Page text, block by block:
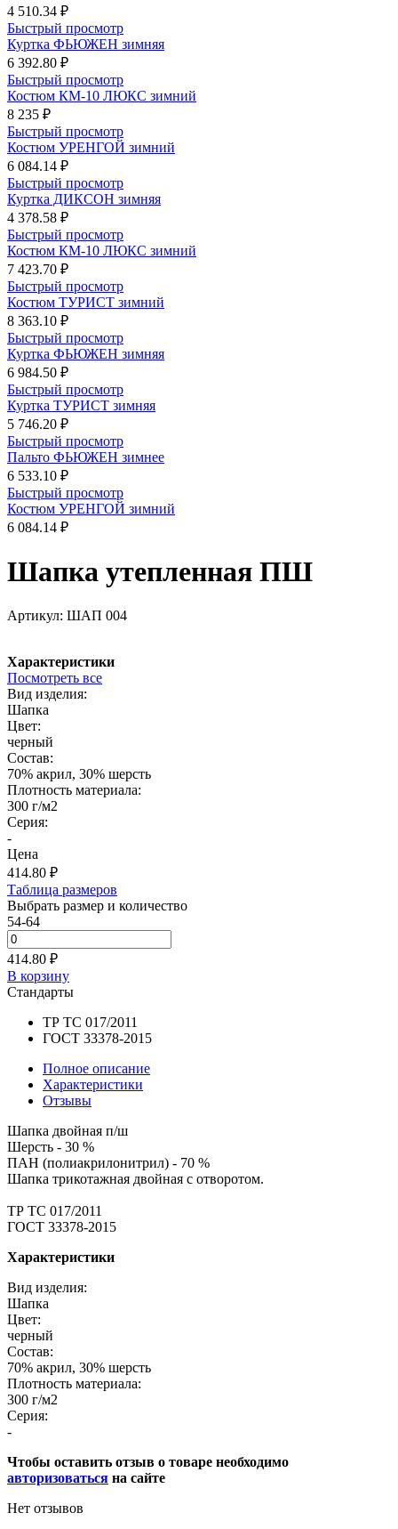
4 510.34 ₽
Быстрый просмотр
Куртка ФЬЮЖЕН зимняя
6 392.80 ₽
Быстрый просмотр
Костюм КМ-10 ЛЮКС зимний
8 235 ₽
Быстрый просмотр
Костюм УРЕНГОЙ зимний
6 084.14 ₽
Быстрый просмотр
Куртка ДИКСОН зимняя
4 378.58 ₽
Быстрый просмотр
Костюм КМ-10 ЛЮКС зимний
7 423.70 ₽
Быстрый просмотр
Костюм ТУРИСТ зимний
8 363.10 ₽
Быстрый просмотр
Куртка ФЬЮЖЕН зимняя
6 984.50 ₽
Быстрый просмотр
Куртка ТУРИСТ зимняя
5 746.20 ₽
Быстрый просмотр
Пальто ФЬЮЖЕН зимнее
6 533.10 ₽
Быстрый просмотр
Костюм УРЕНГОЙ зимний
6 084.14 ₽
Шапка утепленная ПШ
Артикул: ШАП 004
Характеристики
Посмотреть все
Вид изделия:
Шапка
Цвет:
черный
Состав:
70% акрил, 30% шерсть
Плотность материала:
300 г/м2
Серия:
-
Цена
414.80 ₽
Таблица размеров
Выбрать размер и количество
54-64
414.80 ₽
В корзину
Стандарты
ТР ТС 017/2011
ГОСТ 33378-2015
Полное описание
Характеристики
Отзывы
Шапка двойная п/ш
Шерсть - 30 %
ПАН (полиакрилонитрил) - 70 %
Шапка трикотажная двойная с отворотом.
ТР ТС 017/2011
ГОСТ 33378-2015
Характеристики
Вид изделия:
Шапка
Цвет:
черный
Состав:
70% акрил, 30% шерсть
Плотность материала:
300 г/м2
Серия:
-
Чтобы оставить отзыв о товаре необходимо
авторизоваться на сайте
Нет отзывов